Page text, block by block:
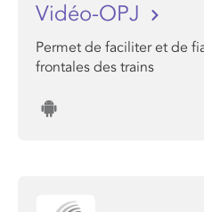
Vidéo-OPJ
Permet de faciliter et de
frontales des trains